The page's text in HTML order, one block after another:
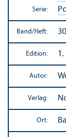
Serie:
Band/Heft:
Edition:
Autor:
Verlag:
Ort: